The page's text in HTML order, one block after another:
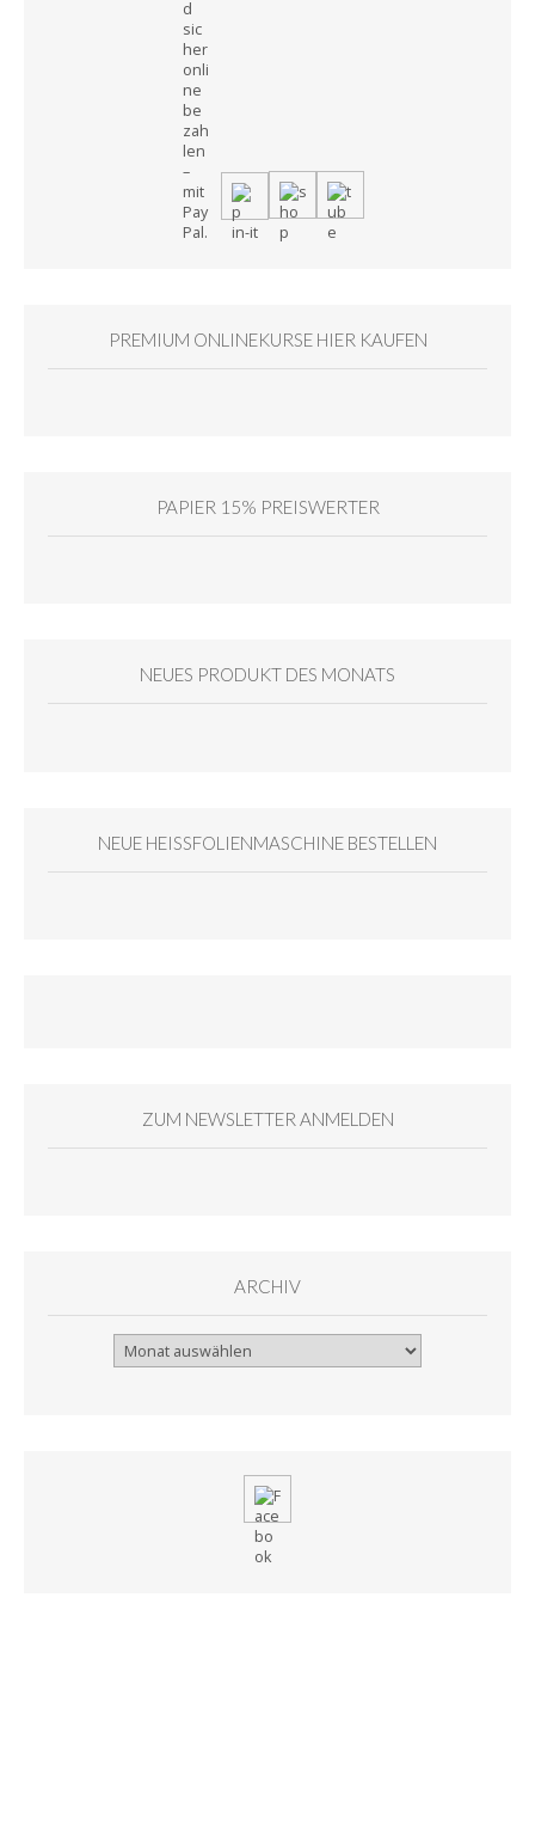
PREMIUM ONLINEKURSE HIER KAUFEN
PAPIER 15% PREISWERTER
NEUES PRODUKT DES MONATS
NEUE HEISSFOLIENMASCHINE BESTELLEN
ZUM NEWSLETTER ANMELDEN
ARCHIV
Archiv